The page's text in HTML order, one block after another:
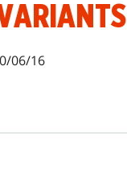
06/16